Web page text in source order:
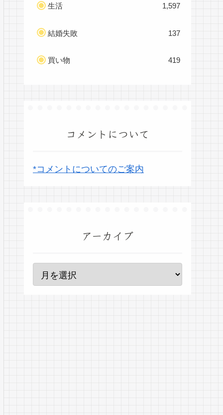
生活 1,597
結婚失敗 137
買い物 419
コメントについて
*コメントについてのご案内
アーカイブ